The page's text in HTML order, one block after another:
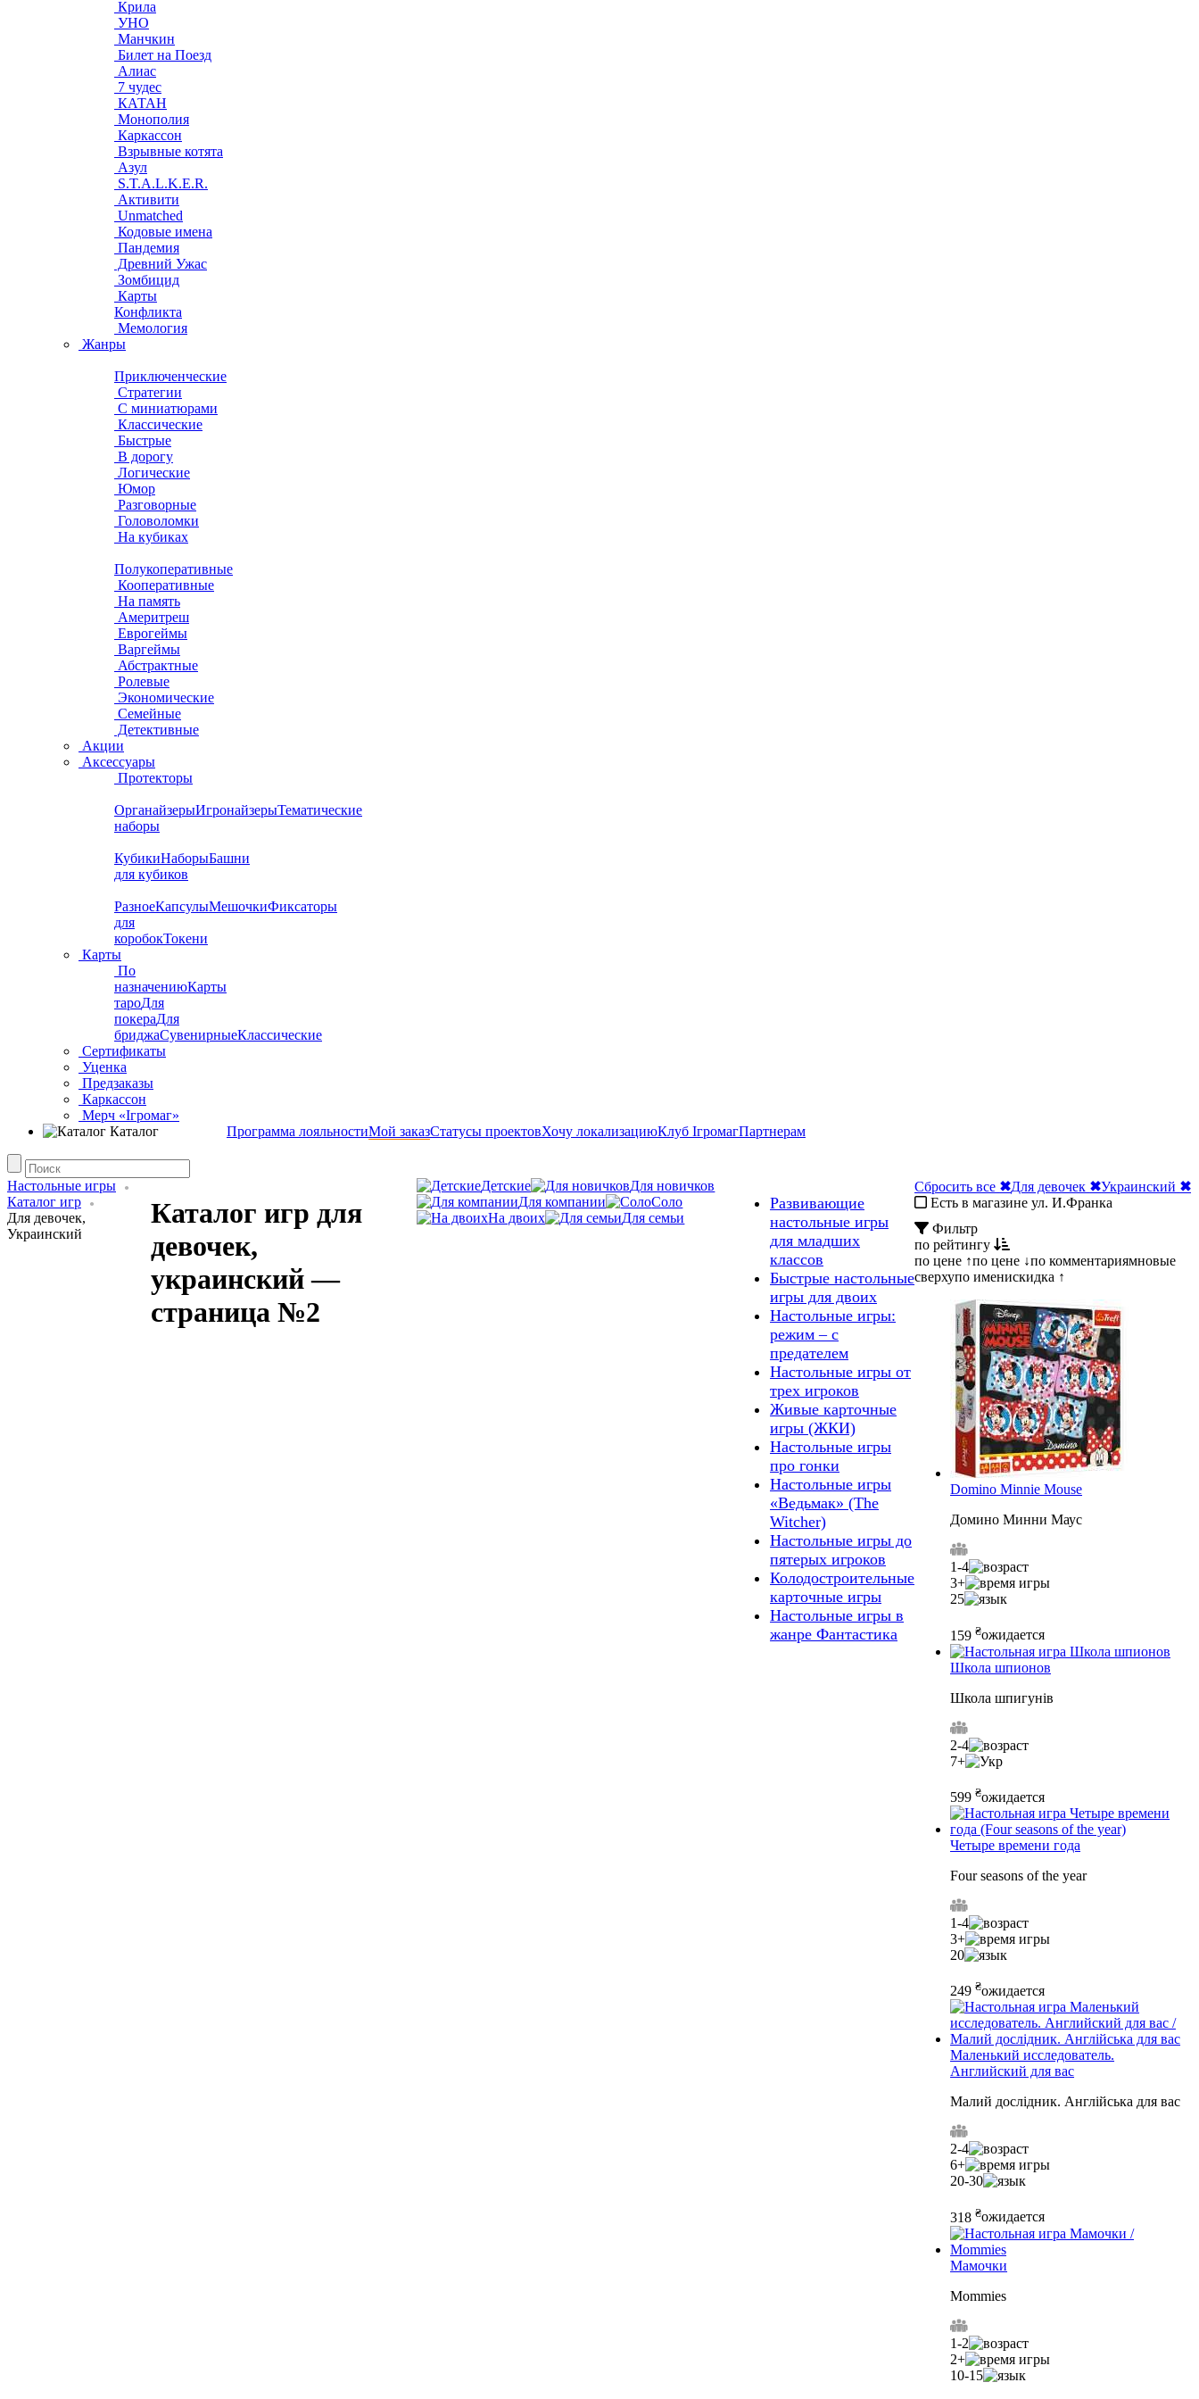
Крила
УНО
Манчкин
Билет на Поезд
Алиас
7 чудес
КАТАН
Монополия
Каркассон
Взрывные котята
Азул
S.T.A.L.K.E.R.
Активити
Unmatched
Кодовые имена
Пандемия
Древний Ужас
Зомбицид
Карты
Конфликта
Мемология
Жанры
Приключенческие
Стратегии
С миниатюрами
Классические
Быстрые
В дорогу
Логические
Юмор
Разговорные
Головоломки
На кубиках
Полукоперативные
Кооперативные
На память
Америтреш
Еврогеймы
Варгеймы
Абстрактные
Ролевые
Экономические
Семейные
Детективные
Акции
Аксессуары
Протекторы
ОрганайзерыИгронайзерыТематические
наборы
КубикиНаборыБашни
для кубиков
РазноеКапсулыМешочкиФиксаторы
для
коробокТокени
Карты
По
назначениюКарты
тароДля
покераДля
бриджаСувенирныеКлассические
Сертификаты
Уценка
Предзаказы
Каркассон
Мерч «Ігромаг»
Каталог
Программа лояльностиМой заказСтатусы проектовХочу локализациюКлуб ІгромагПартнерам
Настольные игры
Каталог игр
Для девочек,
Украинский
Каталог игр для
девочек,
украинский —
страница №2
Детские
Для новичков
Для компании
Соло
На двоих
Для семьи
Развивающие
настольные игры
для младших
классов
Быстрые настольные
игры для двоих
Настольные игры:
режим – с
предателем
Настольные игры от
трех игроков
Живые карточные
игры (ЖКИ)
Настольные игры
про гонки
Настольные игры
«Ведьмак» (The
Witcher)
Настольные игры до
пятерых игроков
Колодостроительные
карточные игры
Настольные игры в
жанре Фантастика
Сбросить все ✖Для девочек ✖Украинский ✖
Есть в магазине ул. И.Франка
Фильтр
по рейтингу
по цене ↑по цене ↓по комментариямновые
сверхупо именискидка ↑
Domino Minnie Mouse
Домино Минни Маус
1-4
3+
25
159₴ожидается
Школа шпионов
Школа шпигунів
2-4
7+
599₴ожидается
Четыре времени года
Four seasons of the year
1-4
3+
20
249₴ожидается
Маленький исследователь.
Английский для вас
Малий дослідник. Англійська для вас
2-4
6+
20-30
318₴ожидается
Мамочки
Mommies
1-2
2+
10-15